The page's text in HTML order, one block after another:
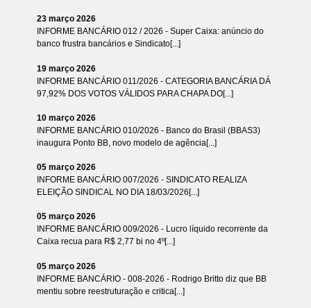
23 março 2026
INFORME BANCÁRIO 012 / 2026 - Super Caixa: anúncio do
banco frustra bancários e Sindicato[...]
19 março 2026
INFORME BANCÁRIO 011/2026 - CATEGORIA BANCÁRIA DÁ
97,92% DOS VOTOS VÁLIDOS PARA CHAPA DO[...]
10 março 2026
INFORME BANCÁRIO 010/2026 - Banco do Brasil (BBAS3)
inaugura Ponto BB, novo modelo de agência[...]
05 março 2026
INFORME BANCÁRIO 007/2026 - SINDICATO REALIZA
ELEIÇÃO SINDICAL NO DIA 18/03/2026[...]
05 março 2026
INFORME BANCÁRIO 009/2026 - Lucro líquido recorrente da
Caixa recua para R$ 2,77 bi no 4º[...]
05 março 2026
INFORME BANCÁRIO - 008-2026 - Rodrigo Britto diz que BB
mentiu sobre reestruturação e critica[...]